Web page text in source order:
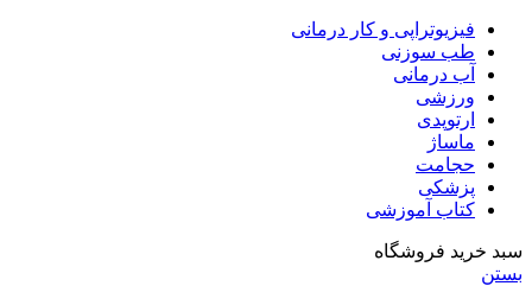
فیزیوتراپی و کار درمانی
طب سوزنی
آب درمانی
ورزشی
ارتوپدی
ماساژ
حجامت
پزشکی
کتاب آموزشی
سبد خرید فروشگاه
بستن